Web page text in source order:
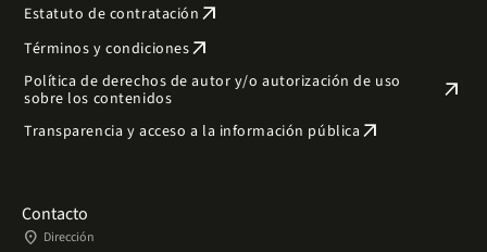
Estatuto de contratación arrow_outward
Términos y condicionesarrow_outward
Política de derechos de autor y/o autorización de uso
sobre los contenidos
arrow_outward
Transparencia y acceso a la información pública arrow_outward
Contacto
place Dirección